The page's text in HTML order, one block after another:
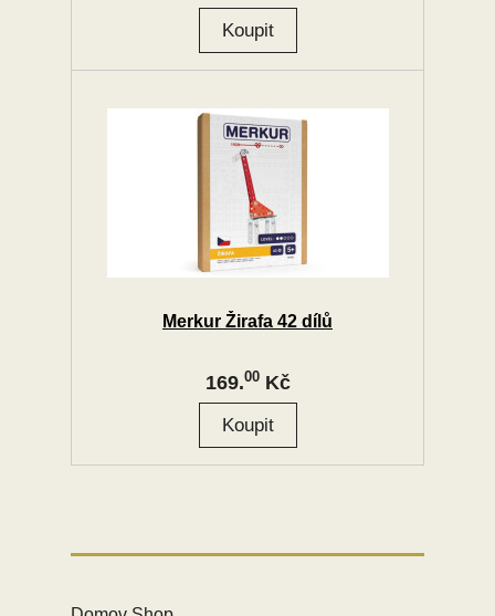
Merkur Žirafa 42 dílů
169.00Kč